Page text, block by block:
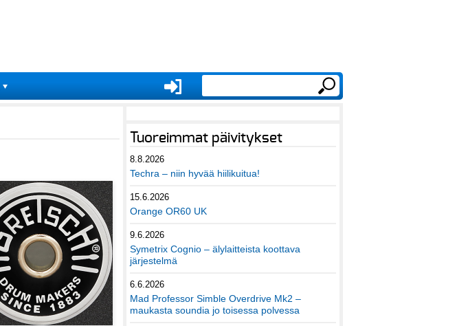
Tuoreimmat päivitykset
8.8.2026
Techra – niin hyvää hiilikuitua!
15.6.2026
Orange OR60 UK
9.6.2026
Symetrix Cognio – älylaitteista koottava
järjestelmä
6.6.2026
Mad Professor Simble Overdrive Mk2 –
maukasta soundia jo toisessa polvessa